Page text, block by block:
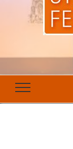
Seit 1877 für